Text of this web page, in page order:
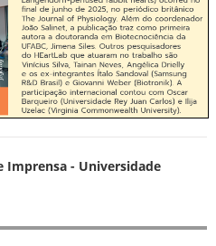
Imprensa - Universidade